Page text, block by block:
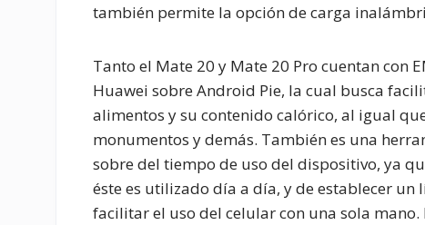
también permite la opción de carga
Tanto el Mate 20 y Mate 20 Pro cuentan con
Huawei sobre Android Pie, la cual busca
alimentos y su contenido calórico, al igual
monumentos y demás. También es una
sobre del tiempo de uso del dispositivo, ya
éste es utilizado día a día, y de establecer
facilitar el uso del celular con una sola